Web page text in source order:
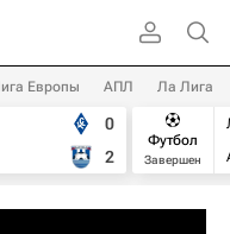
Европы АПЛ Ла Лига
0
2
Футбол
Завершен